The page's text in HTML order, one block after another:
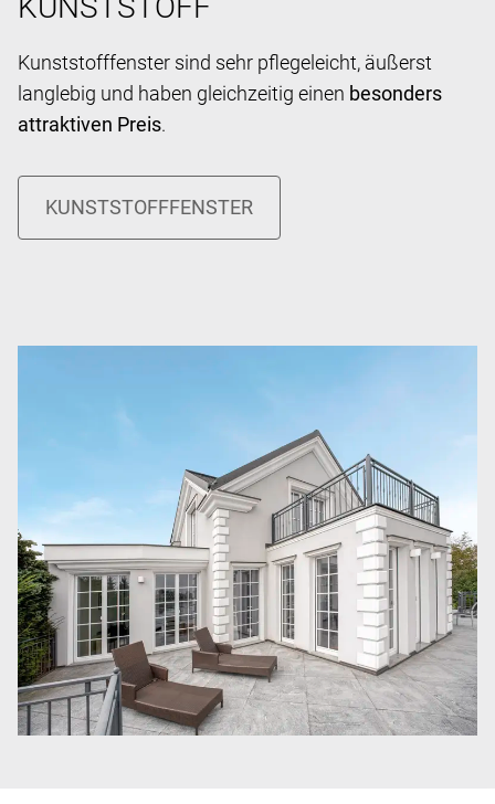
Kunststofffenster sind sehr pflegeleicht, äußerst
langlebig und haben gleichzeitig einen besonders
attraktiven Preis.